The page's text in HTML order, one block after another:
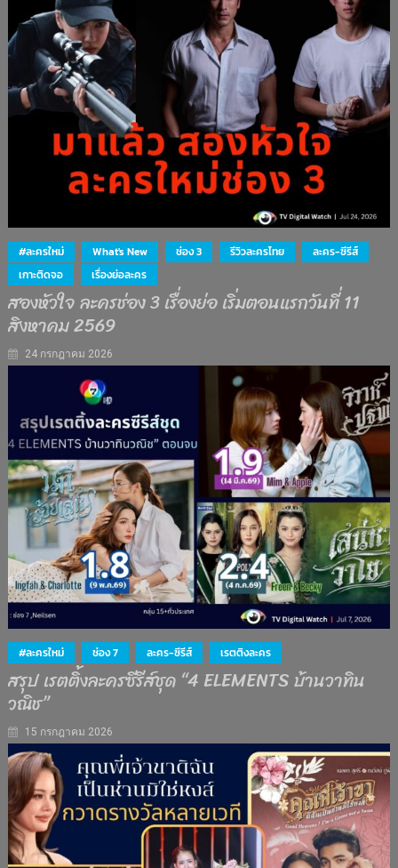
#ละครใหม่ What's New ช่อง 3 รีวิวละครไทย
ละคร-ซีรีส์
เกาะติดจอ
เรื่องย่อละคร
สองหัวใจ ละครช่อง 3 เรื่องย่อ เริ่มตอนแรกวันที่ 11
สิงหาคม 2569
24 กรกฎาคม 2026
#ละครใหม่ ช่อง 7 ละคร-ซีรีส์ เรตติงละคร
สรุป เรตติ้งละครซีรีส์ชุด “4 ELEMENTS บ้านวาทิน
วณิช”
15 กรกฎาคม 2026